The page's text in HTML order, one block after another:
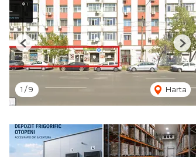
1 /9 Harta
Previous Next